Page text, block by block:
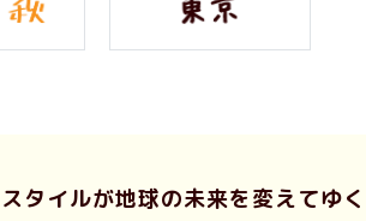
タイルが地球の未来を変えてゆく